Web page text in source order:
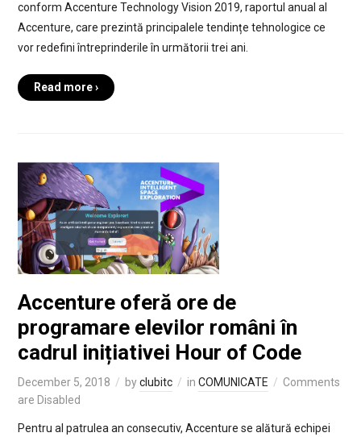
conform Accenture Technology Vision 2019, raportul anual al
Accenture, care prezintă principalele tendințe tehnologice ce
vor redefini întreprinderile în următorii trei ani.
Read more ›
Accenture oferă ore de
programare elevilor români în
cadrul inițiativei Hour of Code
December 5, 2018 byclubitc in COMUNICATE
Comments
are Disabled
Pentru al patrulea an consecutiv, Accenture se alătură echipei